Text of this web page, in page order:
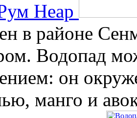
Неар
в районе
Водопад
он
манго и